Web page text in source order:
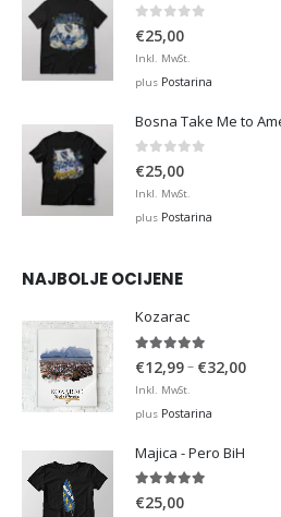
€25,00
Inkl. MwSt.
plus Postarina
Bosna Take Me to
0 out of 5
€25,00
Inkl. MwSt.
plus Postarina
NAJBOLJE OCIJENE
Kozarac
€12,99– €32,00Price
Inkl. MwSt.
plus Postarina
Majica - Pero BiH
5.00out of 5
€25,00